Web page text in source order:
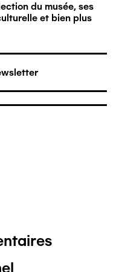
du musée, ses
et bien plus